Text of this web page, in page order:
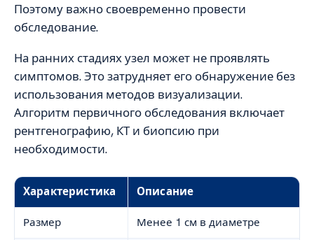
Поэтому важно своевременно провести
обследование.
На ранних стадиях узел может не проявлять
симптомов. Это затрудняет его обнаружение без
использования методов визуализации.
Алгоритм первичного обследования включает
рентгенографию, КТ и биопсию при
необходимости.
Характеристика Описание
Размер Менее 1 см в диаметре